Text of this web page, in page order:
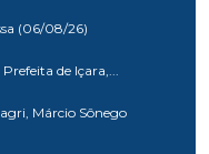
(06/08/26)
de Içara,...
Márcio Sônego